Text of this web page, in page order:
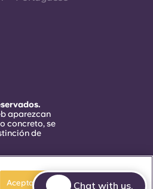
aparezcan
concreto, se
de
Aceptar cookies Chat with us.